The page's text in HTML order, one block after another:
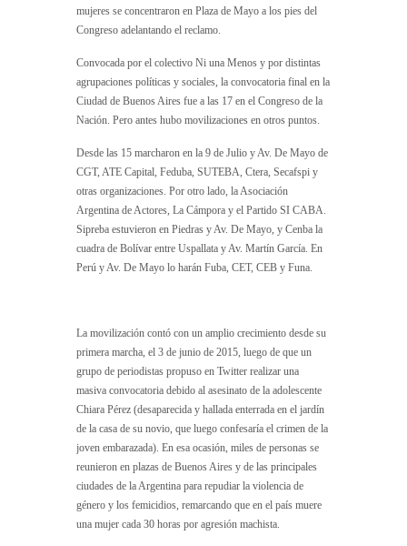
mujeres se concentraron en Plaza de Mayo a los pies del
Congreso adelantando el reclamo.
Convocada por el colectivo Ni una Menos y por distintas
agrupaciones políticas y sociales, la convocatoria final en la
Ciudad de Buenos Aires fue a las 17 en el Congreso de la
Nación. Pero antes hubo movilizaciones en otros puntos.
Desde las 15 marcharon en la 9 de Julio y Av. De Mayo de
CGT, ATE Capital, Feduba, SUTEBA, Ctera, Secafspi y
otras organizaciones. Por otro lado, la Asociación
Argentina de Actores, La Cámpora y el Partido SI CABA.
Sipreba estuvieron en Piedras y Av. De Mayo, y Cenba la
cuadra de Bolívar entre Uspallata y Av. Martín García. En
Perú y Av. De Mayo lo harán Fuba, CET, CEB y Funa.
La movilización contó con un amplio crecimiento desde su
primera marcha, el 3 de junio de 2015, luego de que un
grupo de periodistas propuso en Twitter realizar una
masiva convocatoria debido al asesinato de la adolescente
Chiara Pérez (desaparecida y hallada enterrada en el jardín
de la casa de su novio, que luego confesaría el crimen de la
joven embarazada). En esa ocasión, miles de personas se
reunieron en plazas de Buenos Aires y de las principales
ciudades de la Argentina para repudiar la violencia de
género y los femicidios, remarcando que en el país muere
una mujer cada 30 horas por agresión machista.